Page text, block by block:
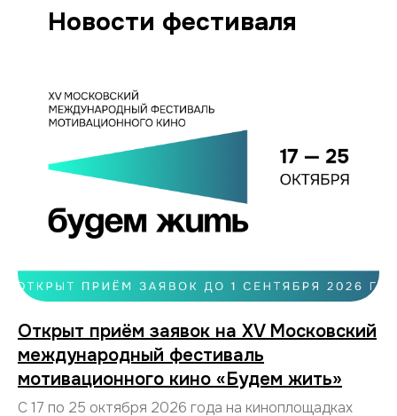
Новости фестиваля
Открыт приём заявок на ХV Московский
международный фестиваль
мотивационного кино «Будем жить»
С 17 по 25 октября 2026 года на киноплощадках